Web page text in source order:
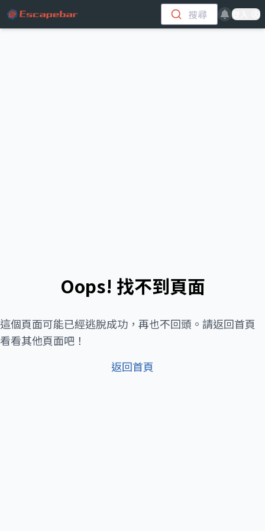
跳至主要內容
搜尋 登入
Oops! 找不到頁面
這個頁面可能已經逃脫成功，再也不回頭。請返回首頁
看看其他頁面吧！
返回首頁